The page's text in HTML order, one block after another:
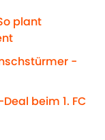
plant
-
beim 1. FC